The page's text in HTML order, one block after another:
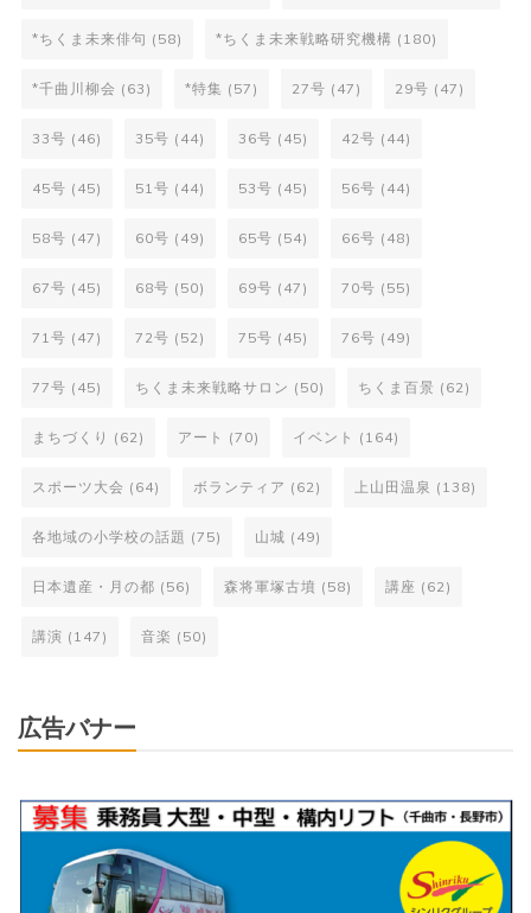
*ちくま未来俳句 (58) *ちくま未来戦略研究機構 (180)
*千曲川柳会 (63) *特集 (57) 27号 (47) 29号 (47)
33号 (46) 35号 (44) 36号 (45) 42号 (44)
45号 (45) 51号 (44) 53号 (45) 56号 (44)
58号 (47) 60号 (49) 65号 (54) 66号 (48)
67号 (45) 68号 (50) 69号 (47) 70号 (55)
71号 (47) 72号 (52) 75号 (45) 76号 (49)
77号 (45) ちくま未来戦略サロン (50) ちくま百景 (62)
まちづくり (62) アート (70) イベント (164)
スポーツ大会 (64) ボランティア (62) 上山田温泉 (138)
各地域の小学校の話題 (75) 山城 (49)
日本遺産・月の都 (56) 森将軍塚古墳 (58) 講座 (62)
講演 (147) 音楽 (50)
広告バナー